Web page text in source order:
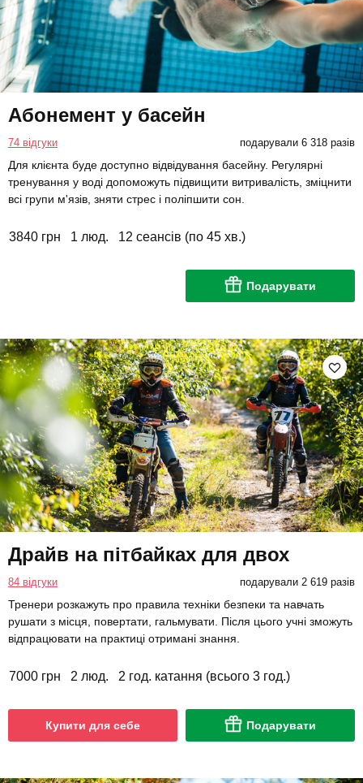
Абонемент у басейн
74 відгуки подарували 6 318 разів
Для клієнта буде доступно відвідування басейну. Регулярні
тренування у воді допоможуть підвищити витривалість, зміцнити
всі групи м'язів, зняти стрес і поліпшити сон.
3840 грн 1 люд. 12 сеансів (по 45 хв.)
Подарувати
Драйв на пітбайках для двох
84 відгуки подарували 2 619 разів
Тренери розкажуть про правила техніки безпеки та навчать
рушати з місця, повертати, гальмувати. Після цього учні зможуть
відпрацювати на практиці отримані знання.
7000 грн 2 люд. 2 год. катання (всього 3 год.)
Купити для себе Подарувати